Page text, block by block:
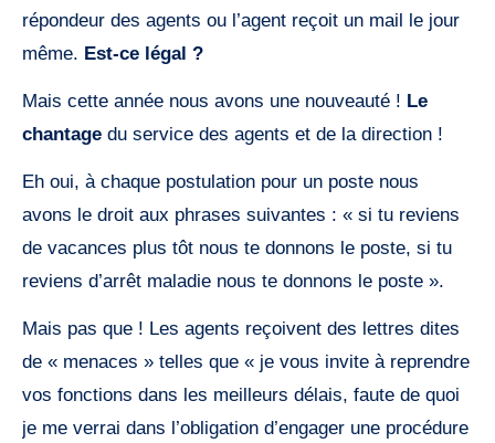
répondeur des agents ou l’agent reçoit un mail le jour
même. Est-ce légal ?
Mais cette année nous avons une nouveauté ! Le
chantage du service des agents et de la direction !
Eh oui, à chaque postulation pour un poste nous
avons le droit aux phrases suivantes : « si tu reviens
de vacances plus tôt nous te donnons le poste, si tu
reviens d’arrêt maladie nous te donnons le poste ».
Mais pas que ! Les agents reçoivent des lettres dites
de « menaces » telles que « je vous invite à reprendre
vos fonctions dans les meilleurs délais, faute de quoi
je me verrai dans l’obligation d’engager une procédure